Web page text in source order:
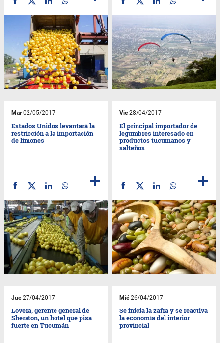
Mar02/05/2017
Estados Unidos levantará la
restricción a la importación
de limones
Vie28/04/2017
El principal importador de
legumbres interesado en
productos tucumanos y
salteños
Jue27/04/2017
Lovera, gerente general de
Sheraton, un hotel que pisa
fuerte en Tucumán
Mié26/04/2017
Se inicia la zafra y se reactiva
la economía del interior
provincial